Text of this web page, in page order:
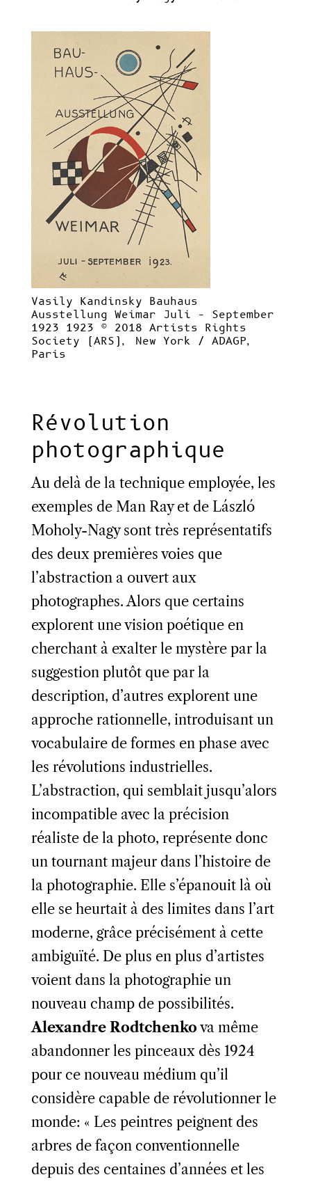
Vasily Kandinsky Bauhaus
Ausstellung Weimar Juli – September
1923 1923 © 2018 Artists Rights
Society (ARS), New York / ADAGP,
Paris
Révolution
photographique
Au delà de la technique employée, les
exemples de Man Ray et de László
Moholy-Nagy sont très représentatifs
des deux premières voies que
l’abstraction a ouvert aux
photographes. Alors que certains
explorent une vision poétique en
cherchant à exalter le mystère par la
suggestion plutôt que par la
description, d’autres explorent une
approche rationnelle, introduisant un
vocabulaire de formes en phase avec
les révolutions industrielles.
L’abstraction, qui semblait jusqu’alors
incompatible avec la précision
réaliste de la photo, représente donc
un tournant majeur dans l’histoire de
la photographie. Elle s’épanouit là où
elle se heurtait à des limites dans l’art
moderne, grâce précisément à cette
ambiguïté. De plus en plus d’artistes
voient dans la photographie un
nouveau champ de possibilités.
Alexandre Rodtchenkova même
abandonner les pinceaux dès 1924
pour ce nouveau médium qu’il
considère capable de révolutionner le
monde: « Les peintres peignent des
arbres de façon conventionnelle
depuis des centaines d’années et les